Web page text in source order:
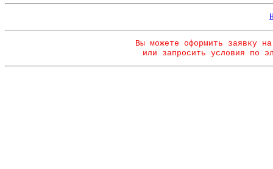
Вы можете оформить заявку
или запросить условия по